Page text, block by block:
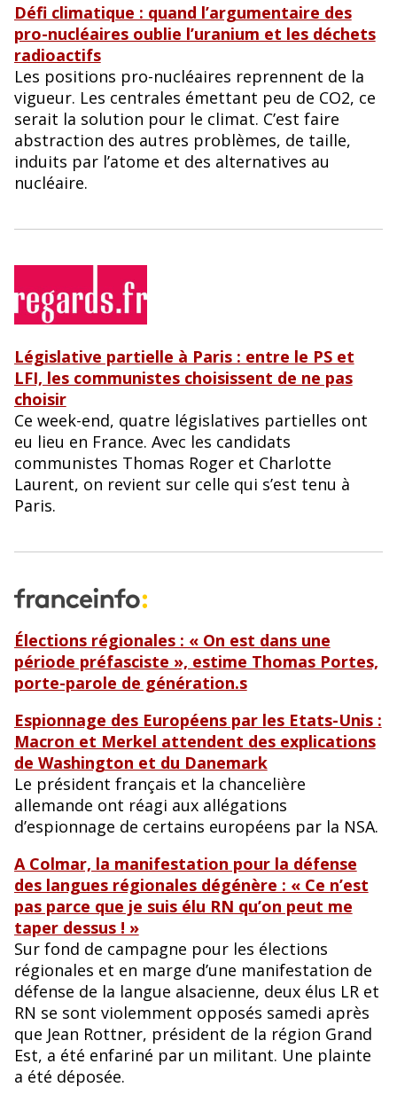
Défi climatique : quand l’argumentaire des
pro-nucléaires oublie l’uranium et les déchets
radioactifs
Les positions pro-nucléaires reprennent de la
vigueur. Les centrales émettant peu de CO2, ce
serait la solution pour le climat. C’est faire
abstraction des autres problèmes, de taille,
induits par l’atome et des alternatives au
nucléaire.
Législative partielle à Paris : entre le PS et
LFI, les communistes choisissent de ne pas
choisir
Ce week-end, quatre législatives partielles ont
eu lieu en France. Avec les candidats
communistes Thomas Roger et Charlotte
Laurent, on revient sur celle qui s’est tenu à
Paris.
Élections régionales : « On est dans une
période préfasciste », estime Thomas Portes,
porte-parole de génération.s
Espionnage des Européens par les Etats-Unis :
Macron et Merkel attendent des explications
de Washington et du Danemark
Le président français et la chancelière
allemande ont réagi aux allégations
d’espionnage de certains européens par la NSA.
A Colmar, la manifestation pour la défense
des langues régionales dégénère : « Ce n’est
pas parce que je suis élu RN qu’on peut me
taper dessus ! »
Sur fond de campagne pour les élections
régionales et en marge d’une manifestation de
défense de la langue alsacienne, deux élus LR et
RN se sont violemment opposés samedi après
que Jean Rottner, président de la région Grand
Est, a été enfariné par un militant. Une plainte
a été déposée.